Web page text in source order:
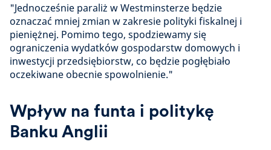
"Jednocześnie paraliż w Westminsterze będzie
oznaczać mniej zmian w zakresie polityki fiskalnej i
pieniężnej. Pomimo tego, spodziewamy się
ograniczenia wydatków gospodarstw domowych i
inwestycji przedsiębiorstw, co będzie pogłębiało
oczekiwane obecnie spowolnienie."
Wpływ na funta i politykę
Banku Anglii